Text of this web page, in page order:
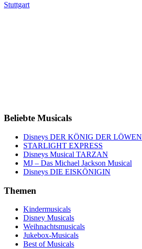
Stuttgart
Beliebte Musicals
Disneys DER KÖNIG DER LÖWEN
STARLIGHT EXPRESS
Disneys Musical TARZAN
MJ – Das Michael Jackson Musical
Disneys DIE EISKÖNIGIN
Themen
Kindermusicals
Disney Musicals
Weihnachtsmusicals
Jukebox-Musicals
Best of Musicals